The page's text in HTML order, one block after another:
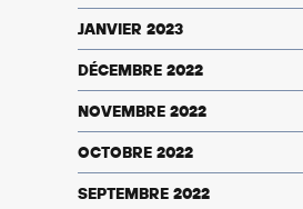
JANVIER 2023
DÉCEMBRE 2022
NOVEMBRE 2022
OCTOBRE 2022
SEPTEMBRE 2022